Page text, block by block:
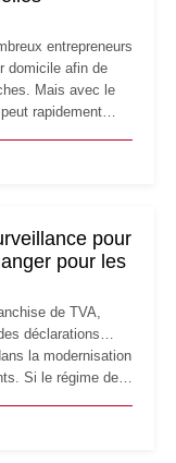
entrepreneurs
domicile afin de
Mais avec le
rapidement
Le
pour
pour les
de TVA,
déclarations…
la modernisation
Si le régime de
environnement